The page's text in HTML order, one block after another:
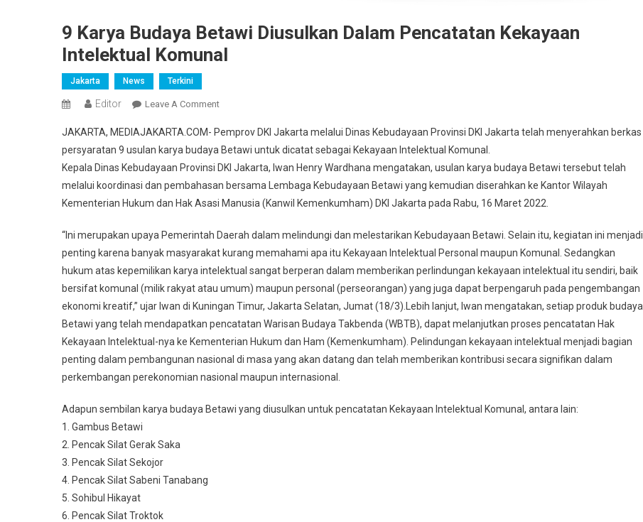
9 Karya Budaya Betawi Diusulkan Dalam Pencatatan Kekayaan
Intelektual Komunal
Jakarta News Terkini
Editor Leave A CommentOn
Karya
Budaya
Betawi
Diusulkan
Dalam
Kekayaan
Intelektual
Komunal
JAKARTA, MEDIAJAKARTA.COM- Pemprov DKI Jakarta melalui Dinas Kebudayaan Provinsi DKI Jakarta telah menyerahkan berkas
persyaratan 9 usulan karya budaya Betawi untuk dicatat sebagai Kekayaan Intelektual Komunal.
Kepala Dinas Kebudayaan Provinsi DKI Jakarta, Iwan Henry Wardhana mengatakan, usulan karya budaya Betawi tersebut telah
melalui koordinasi dan pembahasan bersama Lembaga Kebudayaan Betawi yang kemudian diserahkan ke Kantor Wilayah
Kementerian Hukum dan Hak Asasi Manusia (Kanwil Kemenkumham) DKI Jakarta pada Rabu, 16 Maret 2022.
“Ini merupakan upaya Pemerintah Daerah dalam melindungi dan melestarikan Kebudayaan Betawi. Selain itu, kegiatan ini menjadi
penting karena banyak masyarakat kurang memahami apa itu Kekayaan Intelektual Personal maupun Komunal. Sedangkan
hukum atas kepemilikan karya intelektual sangat berperan dalam memberikan perlindungan kekayaan intelektual itu sendiri, baik
bersifat komunal (milik rakyat atau umum) maupun personal (perseorangan) yang juga dapat berpengaruh pada pengembangan
ekonomi kreatif,” ujar Iwan di Kuningan Timur, Jakarta Selatan, Jumat (18/3).Lebih lanjut, Iwan mengatakan, setiap produk budaya
Betawi yang telah mendapatkan pencatatan Warisan Budaya Takbenda (WBTB), dapat melanjutkan proses pencatatan Hak
Kekayaan Intelektual-nya ke Kementerian Hukum dan Ham (Kemenkumham). Pelindungan kekayaan intelektual menjadi bagian
penting dalam pembangunan nasional di masa yang akan datang dan telah memberikan kontribusi secara signifikan dalam
perkembangan perekonomian nasional maupun internasional.
Adapun sembilan karya budaya Betawi yang diusulkan untuk pencatatan Kekayaan Intelektual Komunal, antara lain:
1. Gambus Betawi
2. Pencak Silat Gerak Saka
3. Pencak Silat Sekojor
4. Pencak Silat Sabeni Tanabang
5. Sohibul Hikayat
6. Pencak Silat Troktok